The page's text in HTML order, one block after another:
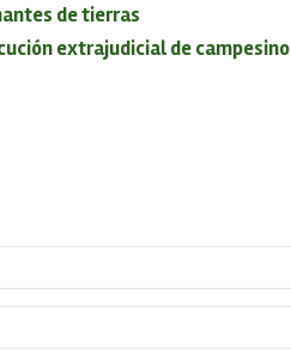
de tierras
extrajudicial de campesino